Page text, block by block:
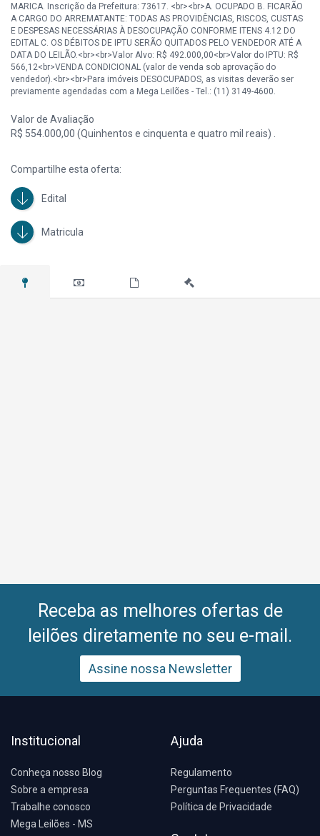
MARICA. Inscrição da Prefeitura: 73617. <br><br>A. OCUPADO B. FICARÃO
A CARGO DO ARREMATANTE: TODAS AS PROVIDÊNCIAS, RISCOS, CUSTAS
E DESPESAS NECESSÁRIAS À DESOCUPAÇÃO CONFORME ITENS 4.12 DO
EDITAL C. OS DÉBITOS DE IPTU SERÃO QUITADOS PELO VENDEDOR ATÉ A
DATA DO LEILÃO.<br><br>Valor Alvo: R$ 492.000,00<br>Valor do IPTU: R$
566,12<br>VENDA CONDICIONAL (valor de venda sob aprovação do
vendedor).<br><br>Para imóveis DESOCUPADOS, as visitas deverão ser
previamente agendadas com a Mega Leilões - Tel.: (11) 3149-4600.
Valor de Avaliação
R$ 554.000,00 (Quinhentos e cinquenta e quatro mil reais) .
Compartilhe esta oferta:
Edital
Matricula
Receba as melhores ofertas de
leilões diretamente no seu e-mail.
Assine nossa Newsletter
Institucional
Conheça nosso Blog
Sobre a empresa
Trabalhe conosco
Mega Leilões - MS
Ajuda
Regulamento
Perguntas Frequentes (FAQ)
Política de Privacidade